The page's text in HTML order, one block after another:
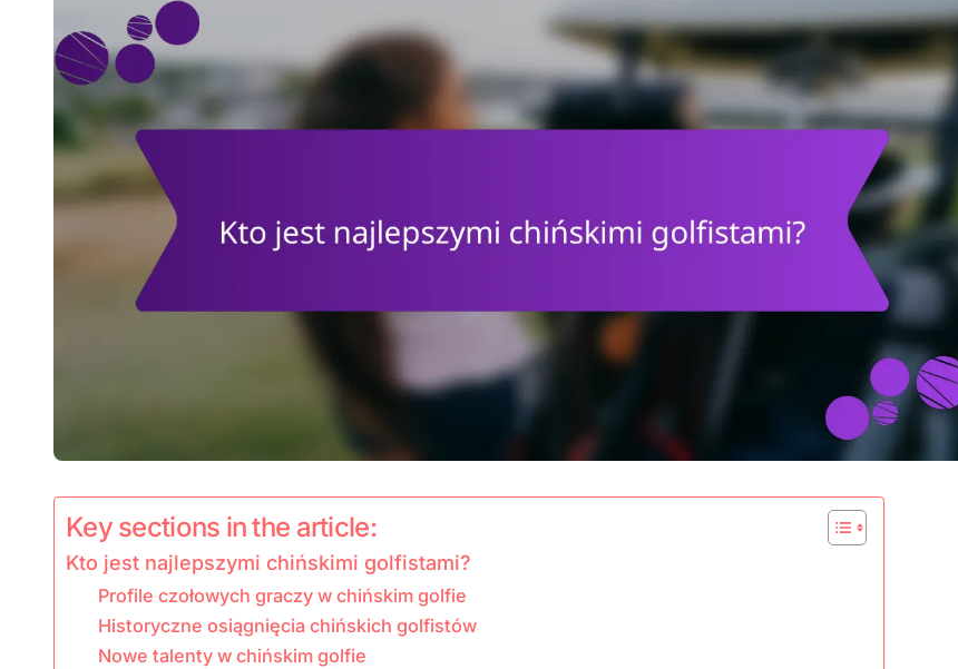
Key sections in the article:
Kto jest najlepszymi chińskimi golfistami?
Profile czołowych graczy w chińskim golfie
Historyczne osiągnięcia chińskich golfistów
Nowe talenty w chińskim golfie